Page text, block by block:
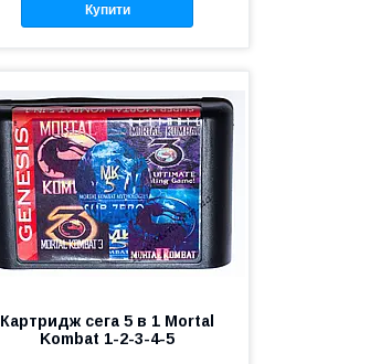
Купити
Картридж сега 5 в 1 Mortal
Kombat 1-2-3-4-5